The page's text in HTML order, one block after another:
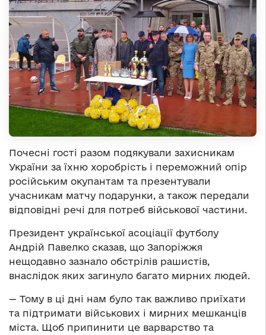
Почесні гості разом подякували захисникам
України за їхню хоробрість і переможний опір
російським окупантам та презентували
учасникам матчу подарунки, а також передали
відповідні речі для потреб військової частини.
Президент української асоціації футболу
Андрій Павелко сказав, що Запоріжжя
нещодавно зазнало обстрілів рашистів,
внаслідок яких загинуло багато мирних людей.
— Тому в ці дні нам було так важливо приїхати
та підтримати військових і мирних мешканців
міста. Щоб припинити це варварство та